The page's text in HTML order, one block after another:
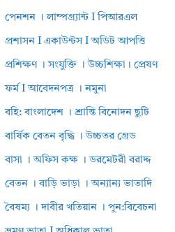
পেনশন । লাম্পগ্র্যান্ট I পিআরএল
প্রশাসন I একাউন্টস I অডিট আপত্তি
প্রশিক্ষণ । সংযুক্তি । উচ্চশিক্ষা। প্রেষণ
ফর্ম I আবেদনপত্র । নমুনা
বহি: বাংলাদেশ । শ্রান্তি বিনোদন ছুটি
বার্ষিক বেতন বৃদ্ধি । উচ্চতর গ্রেড
বাসা । অফিস কক্ষ । ডরমেটরী বরাদ্দ
বেতন । বাড়ি ভাড়া । অন্যান্য ভাতাদি
বৈষম্য । দাবীর খতিয়ান । পুন:বিবেচনা